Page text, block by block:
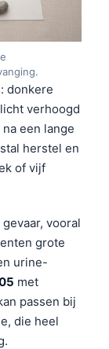
donkere
verhoogd
een lange
herstel en
of vijf
vooral
grote
urine-
met
passen bij
die heel